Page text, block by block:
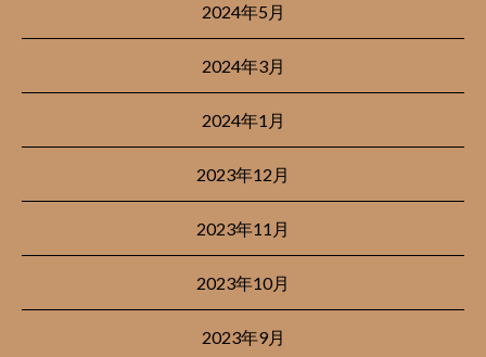
2024年5月
2024年3月
2024年1月
2023年12月
2023年11月
2023年10月
2023年9月